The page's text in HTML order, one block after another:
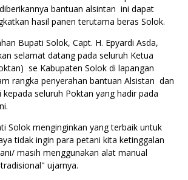
bantuan alsintan ini dapat
hasil panen terutama beras Solok.
Bupati Solok, Capt. H. Epyardi Asda,
selamat datang pada seluruh Ketua
se Kabupaten Solok di lapangan
rangka penyerahan bantuan Alsistan dan
seluruh Poktan yang hadir pada
Solok menginginkan yang terbaik untuk
tidak ingin para petani kita ketinggalan
masih menggunakan alat manual
ujarnya.